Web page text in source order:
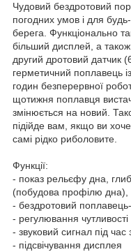
Чудовий бездротовий
погодних умов і для будь-
берега. Функціонально
більший дисплей, а
другий дротовий датчик
герметичний поплавець
годин безперервної
щотижня поплавця
змінюється на новий.
підійде вам, якщо ви
самі рідко риболовите.
Функції:
- показ рельєфу дна,
(побудова профілю дна),
- бездротовий
- регулювання чутливості
- звуковий сигнал під
- підсвічування дисплея